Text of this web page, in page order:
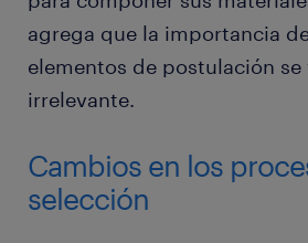
agrega que la importancia
elementos de postulación se
irrelevante.
Cambios en los
selección